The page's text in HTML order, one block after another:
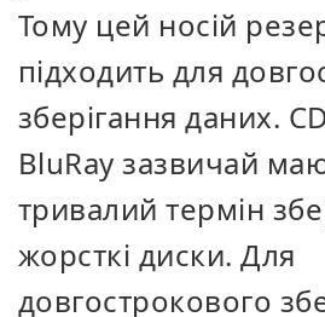
Тому цей носій
підходить для
зберігання даних.
BluRay зазвичай
тривалий термін
жорсткі диски. Для
довгострокового